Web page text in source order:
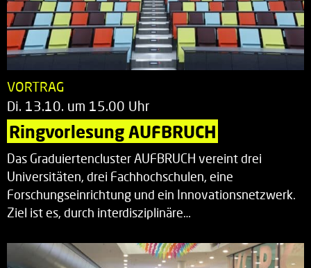
VORTRAG
Di. 13.10. um 15.00 Uhr
Ringvorlesung AUFBRUCH
Das Graduiertencluster AUFBRUCH vereint drei
Universitäten, drei Fachhochschulen, eine
Forschungseinrichtung und ein Innovationsnetzwerk.
Ziel ist es, durch interdisziplinäre…